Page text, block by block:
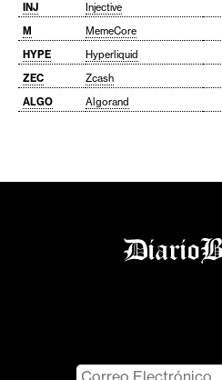
INJ
Injective
M
MemeCore
HYPE
Hyperliquid
ZEC
Zcash
ALGO
Algorand